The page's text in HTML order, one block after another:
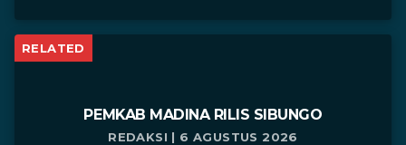
RELATED
PEMKAB MADINA RILIS SIBUNGO
REDAKSI | 6 AGUSTUS 2026